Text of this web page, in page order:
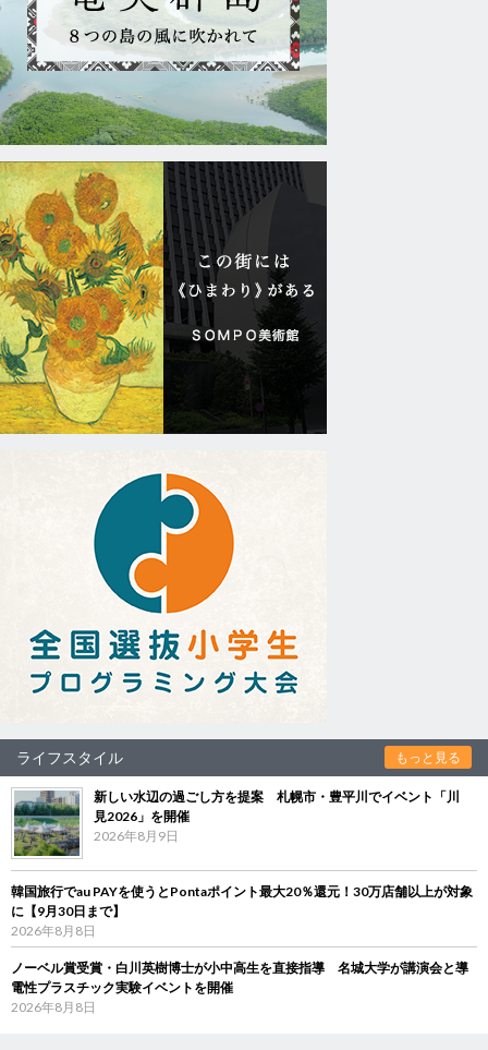
ライフスタイル もっと見る
新しい水辺の過ごし方を提案 札幌市・豊平川でイベント「川
見2026」を開催
2026年8月9日
韓国旅行でau PAYを使うとPontaポイント最大20％還元！30万店舗以上が対象
に【9月30日まで】
2026年8月8日
ノーベル賞受賞・白川英樹博士が小中高生を直接指導 名城大学が講演会と導
電性プラスチック実験イベントを開催
2026年8月8日